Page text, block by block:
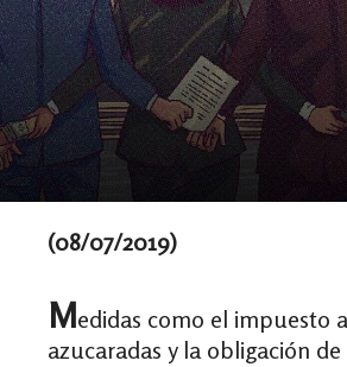
(08/07/2019)
Medidas como el impuesto
azucaradas y la obligación